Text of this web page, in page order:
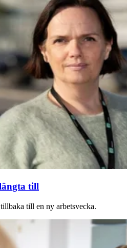
till
till en ny arbetsvecka.